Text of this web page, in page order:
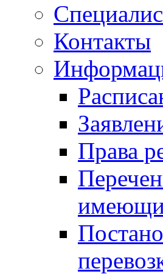
Контакты
Права